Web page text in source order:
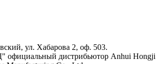
ул. Хабарова 2, оф. 503.
дистрибьютор Anhui Hongji